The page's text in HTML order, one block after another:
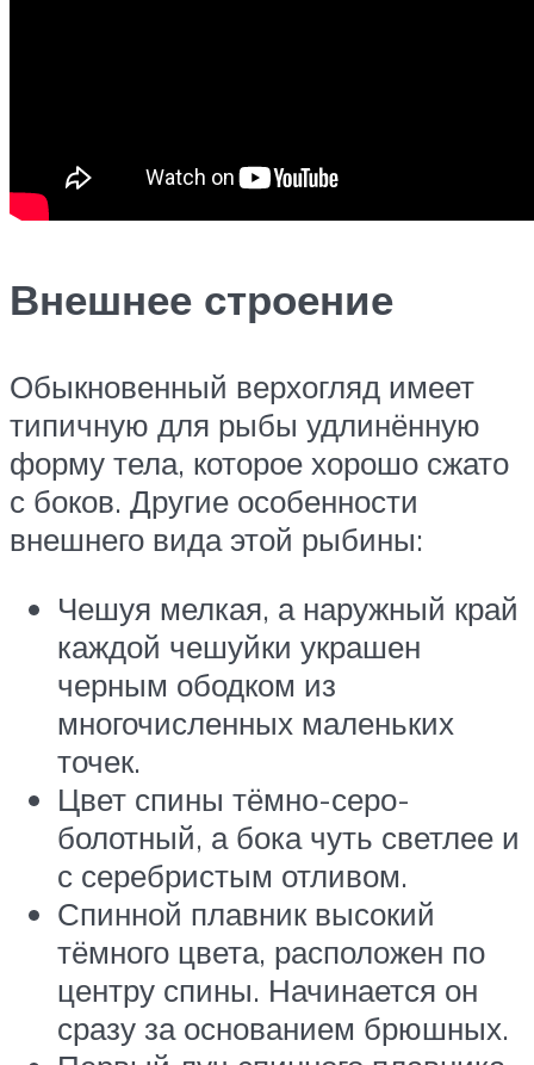
Внешнее строение
Обыкновенный верхогляд имеет
типичную для рыбы удлинённую
форму тела, которое хорошо сжато
с боков. Другие особенности
внешнего вида этой рыбины:
Чешуя мелкая, а наружный край
каждой чешуйки украшен
черным ободком из
многочисленных маленьких
точек.
Цвет спины тёмно-серо-
болотный, а бока чуть светлее и
с серебристым отливом.
Спинной плавник высокий
тёмного цвета, расположен по
центру спины. Начинается он
сразу за основанием брюшных.